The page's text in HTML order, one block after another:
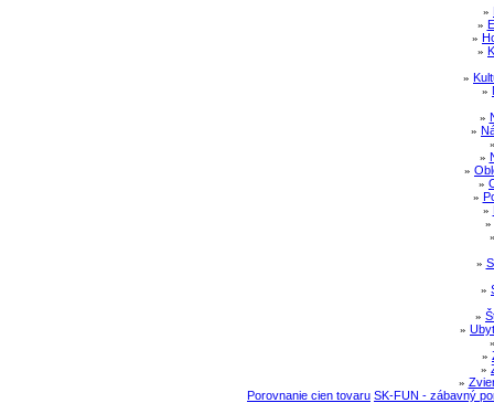
»
»
»
»
»
»
»
»
»
»
»
»
»
»
»
»
»
»
»
»
»
Porovnanie cien tovaru SK-FUN - zábavný